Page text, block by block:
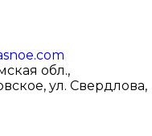
обл.,
ул. Свердлова,